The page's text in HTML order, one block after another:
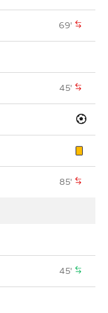
69'
45'
85'
45'